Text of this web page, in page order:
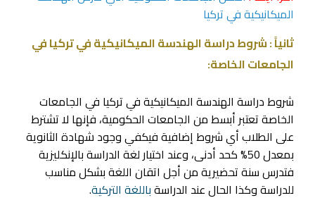
الميكانيكية في تركيا
ثانياً : شروط دراسة الهندسة الميكانيكية في تركيا في
الجامعات الخاصة:
شروط دراسة الهندسة الميكانيكية في تركيا في الجامعات
الخاصة تعتبر أبسط من الجامعات الحكومية، فإنها لا تشترط
على الطلاب أي شروط إضافية فيكفي وجود شهادة الثانوية
بمعدل 50% كحد أدنى، وعند اختيار لغة الدراسة بالإنكليزية
فتدرس سنة تحضيرية من أجل اتقان اللغة بشكل مناسب
للدراسة وكذا الحال عند الدراسةباللغة التركية.